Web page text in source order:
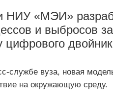
НИУ «МЭИ»
и выбросов
цифрового
службе вуза, новая
на окружающую среду.